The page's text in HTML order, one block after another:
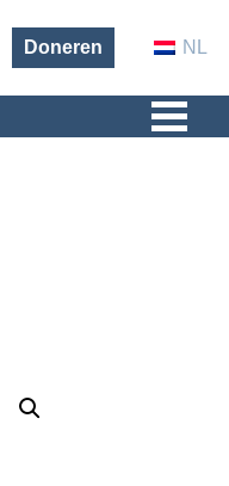
Doneren NL